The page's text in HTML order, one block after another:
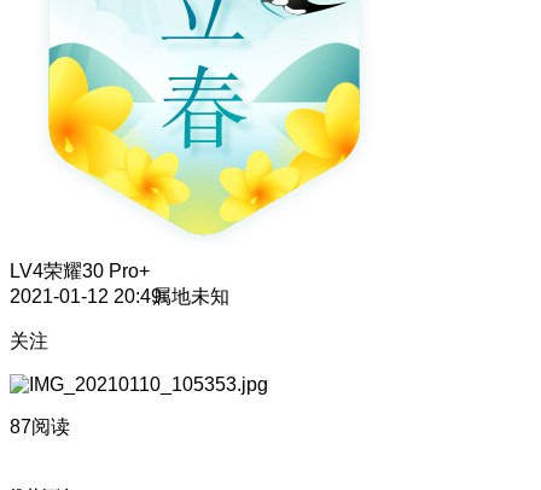
LV4荣耀30 Pro+
2021-01-12 20:49属地未知
关注
87阅读